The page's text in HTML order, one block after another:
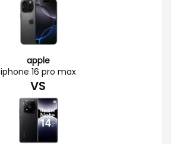
apple
iphone 16 pro max
VS